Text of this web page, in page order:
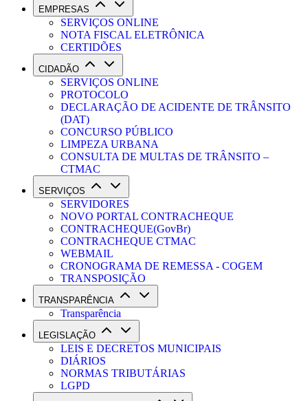
EMPRESAS
SERVIÇOS ONLINE
NOTA FISCAL ELETRÔNICA
CERTIDÕES
CIDADÃO
SERVIÇOS ONLINE
PROTOCOLO
DECLARAÇÃO DE ACIDENTE DE TRÂNSITO
(DAT)
CONCURSO PÚBLICO
LIMPEZA URBANA
CONSULTA DE MULTAS DE TRÂNSITO –
CTMAC
SERVIÇOS
SERVIDORES
NOVO PORTAL CONTRACHEQUE
CONTRACHEQUE(GovBr)
CONTRACHEQUE CTMAC
WEBMAIL
CRONOGRAMA DE REMESSA - COGEM
TRANSPOSIÇÃO
TRANSPARÊNCIA
Transparência
LEGISLAÇÃO
LEIS E DECRETOS MUNICIPAIS
DIÁRIOS
NORMAS TRIBUTÁRIAS
LGPD